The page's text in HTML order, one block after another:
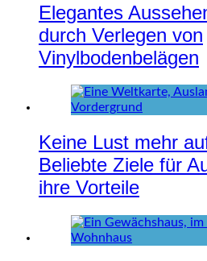
Elegantes
durch Verlegen von
Vinylbodenbelägen
Keine Lust mehr
Beliebte Ziele für
ihre Vorteile